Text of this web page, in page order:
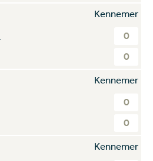
Kennemer
0
0
Kennemer
0
0
Kennemer